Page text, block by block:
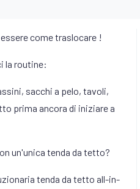
come traslocare !
la routine:
sacchi a pelo, tavoli,
prima ancora di iniziare a
un'unica tenda da tetto?
tenda da tetto all-in-